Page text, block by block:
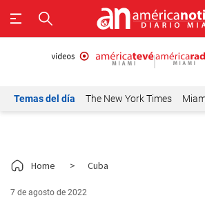
Temas del día The New York Times
Home > Cuba
7 de agosto de 2022